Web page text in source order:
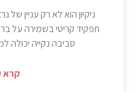
ניקיון הוא לא רק עניין של
תפקיד קריטי בשמירה על
סביבה נקייה יכולה
קרא